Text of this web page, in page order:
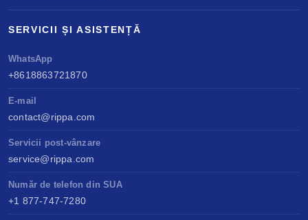
SERVICII ȘI ASISTENȚĂ
WhatsApp
+8618863721870
E-mail
contact@rippa.com
Servicii post-vânzare
service@rippa.com
Număr de telefon din SUA
+1 877-747-7280